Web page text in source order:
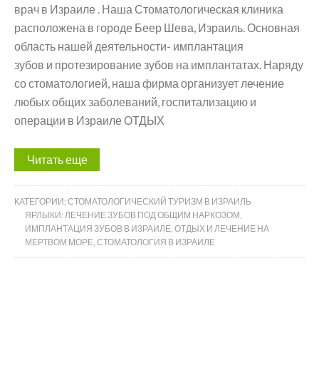
врач в Израиле . Наша Стоматологическая клиника
расположена в городе Беер Шева, Израиль. Основная
область нашей деятельности- имплантация
зубов и протезирование зубов на имплантатах. Наряду
со стоматологией, наша фирма организует лечение
любых общих заболеваний, госпитализацию и
операции в Израиле ОТДЫХ
Читать еще
КАТЕГОРИИ: СТОМАТОЛОГИЧЕСКИЙ ТУРИЗМ В ИЗРАИЛЬ
ЯРЛЫКИ: ЛЕЧЕНИЕ ЗУБОВ ПОД ОБЩИМ НАРКОЗОМ
ИМПЛАНТАЦИЯ ЗУБОВ В ИЗРАИЛЕ ОТДЫХ И ЛЕЧЕНИЕ НА
МЕРТВОМ МОРЕ СТОМАТОЛОГИЯ В ИЗРАИЛЕ